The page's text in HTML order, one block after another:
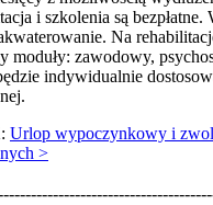
i szkolenia są
Na
moduły: zawodowy,
indywidualnie
Urlop wypoczynkowy i
>